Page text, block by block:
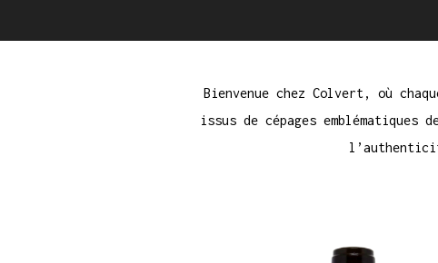
Bienvenue chez Colvert, où
issus de cépages